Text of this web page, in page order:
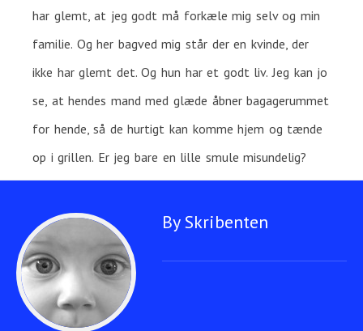
har glemt, at jeg godt må forkæle mig selv og min
familie. Og her bagved mig står der en kvinde, der
ikke har glemt det. Og hun har et godt liv. Jeg kan jo
se, at hendes mand med glæde åbner bagagerummet
for hende, så de hurtigt kan komme hjem og tænde
op i grillen. Er jeg bare en lille smule misundelig?
By Skribenten